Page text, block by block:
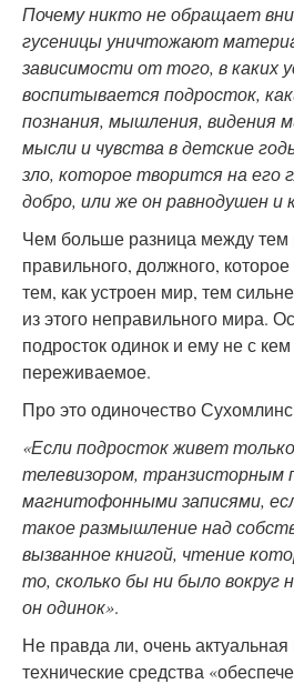
Почему никто не обращает
гусеницы уничтожают
зависимости от того, в каких
воспитывается подросток,
познания, мышления, видения
мысли и чувства в детские
зло, которое творится на его
добро, или же он равнодушен и
Чем больше разница между
правильного, должного,
тем, как устроен мир, тем
из этого неправильного мира.
подросток одинок и ему не с
переживаемое.
Про это одиночество
«Если подросток живет
телевизором, транзисторным
магнитофонными записями,
такое размышление над
вызванное книгой, чтение
то, сколько бы ни было вокруг
он одинок».
Не правда ли, очень
технические средства